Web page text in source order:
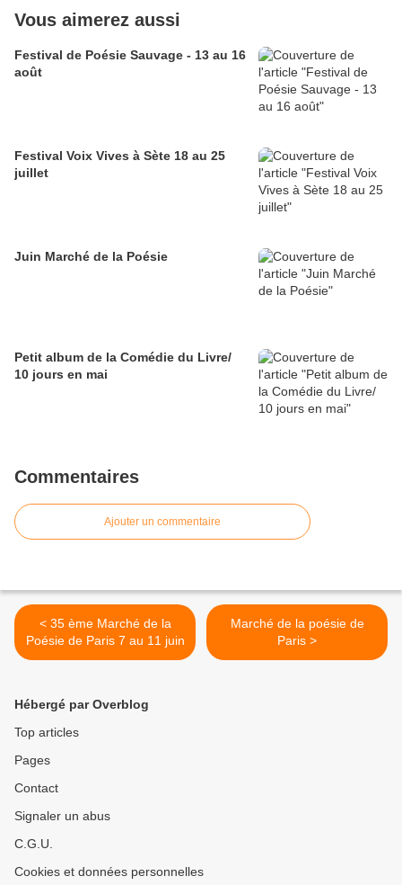
Vous aimerez aussi
Festival de Poésie Sauvage - 13 au 16
août
Festival Voix Vives à Sète 18 au 25
juillet
Juin Marché de la Poésie
Petit album de la Comédie du Livre/
10 jours en mai
Commentaires
Ajouter un commentaire
< 35 ème Marché de la
Poésie de Paris 7 au 11 juin
Marché de la poésie de
Paris >
Hébergé par Overblog
Top articles
Pages
Contact
Signaler un abus
C.G.U.
Cookies et données personnelles